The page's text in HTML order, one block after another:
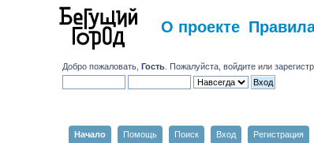
О проекте
Добро пожаловать,Гость . Пожалуйста,войдите или
Начало Помощь Поиск Вход Регистрация